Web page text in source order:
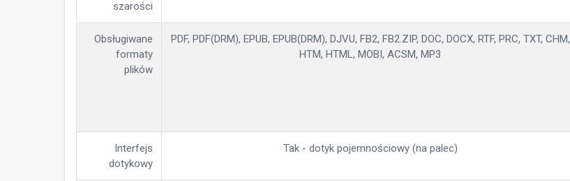
szarości
Obsługiwane
formaty
plików
PDF, PDF(DRM), EPUB, EPUB(DRM), DJVU, FB2, FB2.ZIP, DOC, DOCX, RTF, PRC, TXT, CHM,
HTM, HTML, MOBI, ACSM, MP3
Interfejs
dotykowy
Tak - dotyk pojemnościowy (na palec)